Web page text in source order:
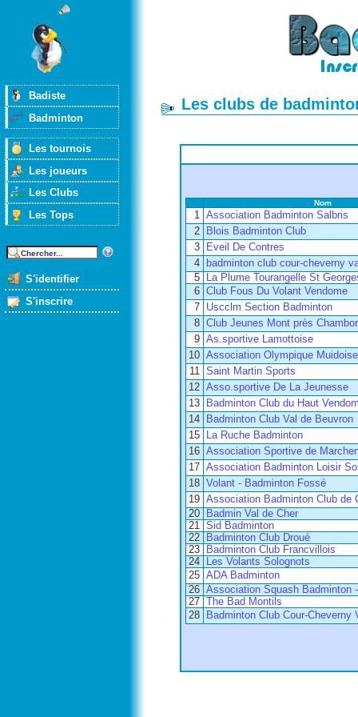
Badiste
Badminton
Les tournois
Les joueurs
Les Clubs
Les Tops
S'identifier
S'inscrire
Les clubs de
Nom
1 Association Badminton Salbris
2
Blois Badminton Club
3
Eveil De Contres
4
badminton club cour-cheverny
5
La Plume Tourangelle St
6 Club Fous Du Volant Vendome
7
Uscclm Section Badminton
8 Club Jeunes Mont près
9 As.sportive Lamottoise
10 Association Olympique
11 Saint Martin Sports
12 Asso.sportive De La Jeunesse
13
Badminton Club du Haut
14
Badminton Club Val de Beuvron
15
La Ruche Badminton
16 Association Sportive de
17 Association Badminton Loisir
18 Volant - Badminton Fossé
19 Association Badminton Club de
20
Badmin Val de Cher
21 Sid Badminton
22
Badminton Club Droué
23
Badminton Club Francvillois
24
Les Volants Solognots
25 ADA Badminton
26 Association Squash Badminton
27
The Bad Montils
28
Badminton Club Cour-Cheverny